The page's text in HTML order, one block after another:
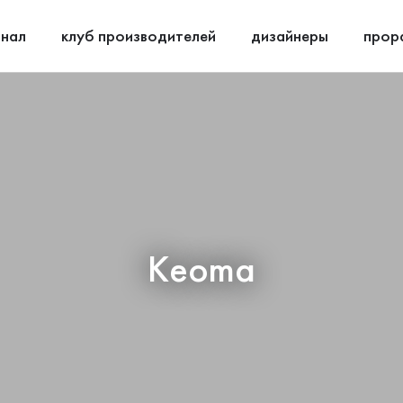
клуб производителей дизайнеры
Keoma